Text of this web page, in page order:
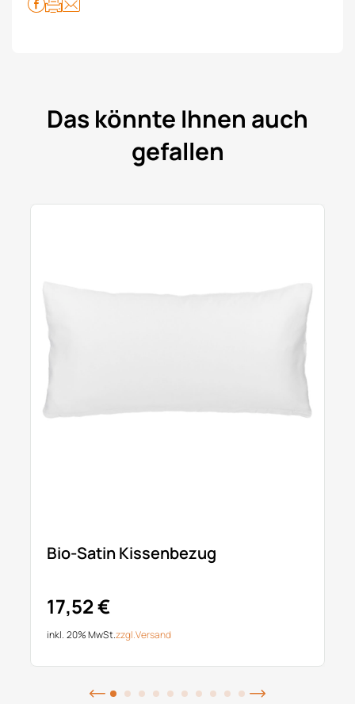
Das könnte Ihnen auch
gefallen
Bio-Satin Kissenbezug
17,52 €
inkl. 20% MwSt.zzgl.Versand